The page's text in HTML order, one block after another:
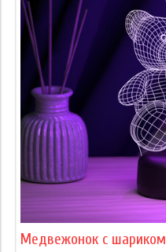
Медвежонок с шариком